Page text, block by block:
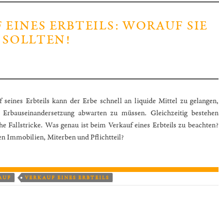
EINES ERBTEILS: WORAUF SIE
seines Erbteils kann der Erbe schnell an liquide Mittel zu gelangen,
abwarten zu müssen. Gleichzeitig bestehen
Fallstricke. Was genau ist beim Verkauf eines Erbteils zu beachten?
Immobilien, Miterben und Pflichtteil?
VERKAUF EINES ERBTEILS